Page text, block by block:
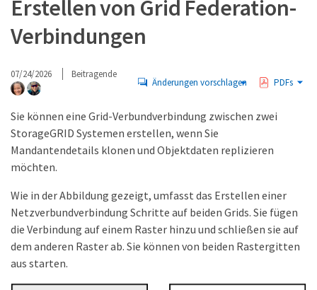
Erstellen von Grid Federation-
Verbindungen
07/24/2026 Beitragende
Änderungen vorschlagen PDFs
Sie können eine Grid-Verbundverbindung zwischen zwei
StorageGRID Systemen erstellen, wenn Sie
Mandantendetails klonen und Objektdaten replizieren
möchten.
Wie in der Abbildung gezeigt, umfasst das Erstellen einer
Netzverbundverbindung Schritte auf beiden Grids. Sie fügen
die Verbindung auf einem Raster hinzu und schließen sie auf
dem anderen Raster ab. Sie können von beiden Rastergitten
aus starten.